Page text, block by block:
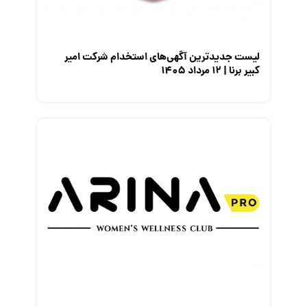
لیست جدیدترین آگهی‌های استخدام شرکت امیر
کبیر برنا | ۱۲ مرداد ۱۴۰۵